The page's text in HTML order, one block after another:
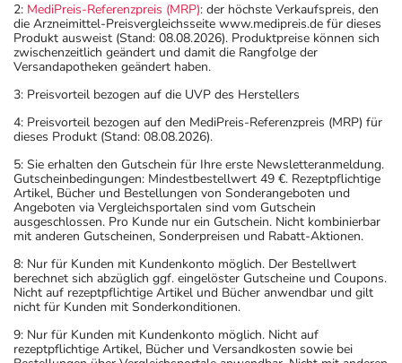
2: MediPreis-Referenzpreis (MRP): der höchste Verkaufspreis, den
die Arzneimittel-Preisvergleichsseite www.medipreis.de für dieses
Produkt ausweist (Stand: 08.08.2026). Produktpreise können sich
zwischenzeitlich geändert und damit die Rangfolge der
Versandapotheken geändert haben.
3: Preisvorteil bezogen auf die UVP des Herstellers
4: Preisvorteil bezogen auf den MediPreis-Referenzpreis (MRP) für
dieses Produkt (Stand: 08.08.2026).
5: Sie erhalten den Gutschein für Ihre erste Newsletteranmeldung.
Gutscheinbedingungen: Mindestbestellwert 49 €. Rezeptpflichtige
Artikel, Bücher und Bestellungen von Sonderangeboten und
Angeboten via Vergleichsportalen sind vom Gutschein
ausgeschlossen. Pro Kunde nur ein Gutschein. Nicht kombinierbar
mit anderen Gutscheinen, Sonderpreisen und Rabatt-Aktionen.
8: Nur für Kunden mit Kundenkonto möglich. Der Bestellwert
berechnet sich abzüglich ggf. eingelöster Gutscheine und Coupons.
Nicht auf rezeptpflichtige Artikel und Bücher anwendbar und gilt
nicht für Kunden mit Sonderkonditionen.
9: Nur für Kunden mit Kundenkonto möglich. Nicht auf
rezeptpflichtige Artikel, Bücher und Versandkosten sowie bei